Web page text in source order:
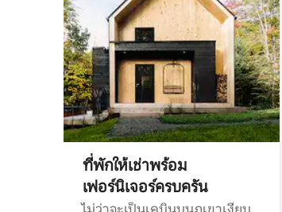
ที่พักให้เช่าพร้อม
เฟอร์นิเจอร์ครบครัน